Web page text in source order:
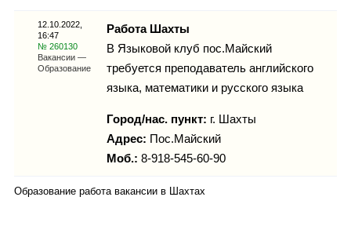
Карты
Фотогалерея
12.10.2022,
16:47
№ 260130
Вакансии —
Образование
Работа Шахты
В Языковой клуб пос.Майский
требуется преподаватель английского
языка, математики и русского языка
Город/нас. пункт: г. Шахты
Адрес: Пос.Майский
Моб.: 8-918-545-60-90
Образование работа вакансии в Шахтах